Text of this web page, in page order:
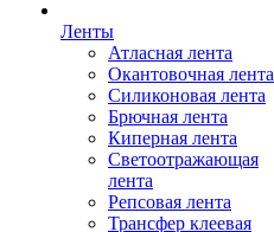
Ленты
Атласная лента
Окантовочная лента
Силиконовая лента
Брючная лента
Киперная лента
Светоотражающая
лента
Репсовая лента
Трансфер клеевая